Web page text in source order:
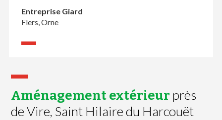
Entreprise Giard
Flers, Orne
Aménagement extérieur près
de Vire, Saint Hilaire du Harcouët